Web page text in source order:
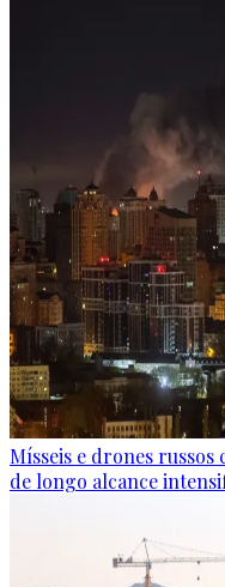
Mísseis e drones russos
de longo alcance